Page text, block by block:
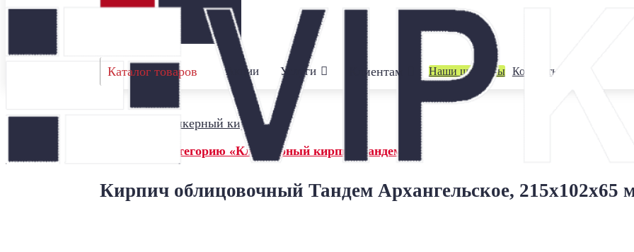
Каталог товаров Акции Услуги Клиентам Наши шоурумы Контакты
Клинкерный кирпич/
← Назад в категорию «Клинкерный кирпич Тандем»
Кирпич облицовочный Тандем Архангельское, 215x102x65